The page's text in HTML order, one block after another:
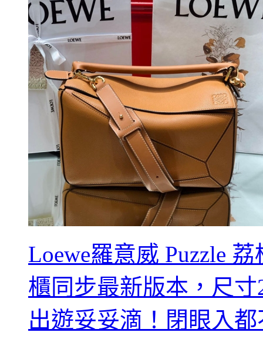
Loewe羅意威 Puzzle
櫃同步最新版本，尺
出遊妥妥滴！閉眼入